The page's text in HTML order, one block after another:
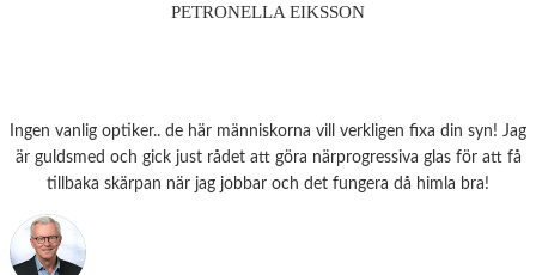
PETRONELLA EIKSSON
Ingen vanlig optiker.. de här människorna vill verkligen fixa din syn! Jag
är guldsmed och gick just rådet att göra närprogressiva glas för att få
tillbaka skärpan när jag jobbar och det fungera då himla bra!